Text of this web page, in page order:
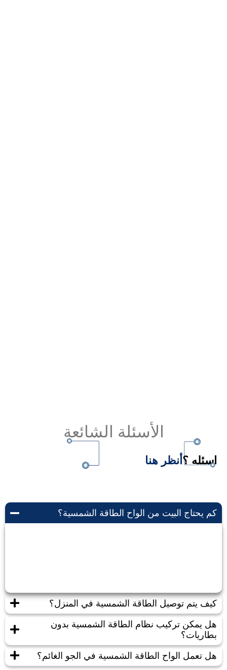
الأسئلة الشائعة
اسئله ؟أنظر هنا
كم يحتاج البيت من الواح الطاقة الشمسية؟
كيف يتم توصيل الطاقة الشمسية في المنزل؟
هل يمكن تركيب نظام الطاقة الشمسية بدون
بطاريات؟
هل تعمل الواح الطاقة الشمسية في الجو الغائم؟